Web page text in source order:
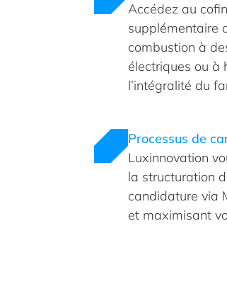
Accédez au
supplémentaire
combustion à
électriques ou à
l’intégralité du
Processus de
Luxinnovation
la structuration
candidature via
et maximisant